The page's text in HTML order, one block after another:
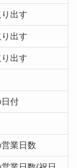
出す
出す
出す
付
業日数